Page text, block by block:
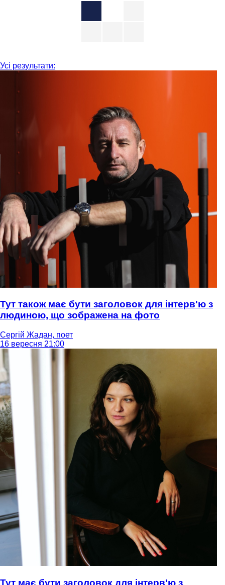
Усі результати:
Тут також має бути заголовок для інтерв'ю з
людиною, що зображена на фото
Сергій Жадан, поет
16 вересня 21:00
Тут має бути заголовок для інтерв'ю з